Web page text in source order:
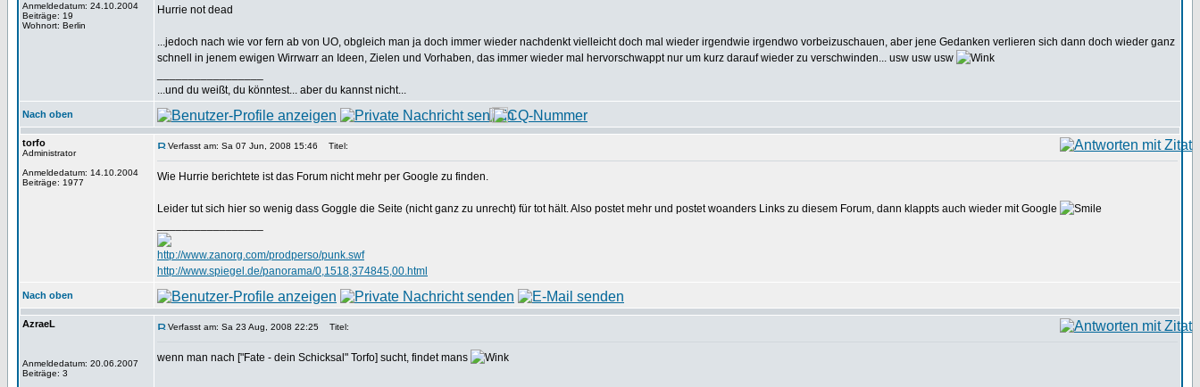
Anmeldedatum: 24.10.2004
Beiträge: 19
Wohnort: Berlin
Hurrie not dead
...jedoch nach wie vor fern ab von UO, obgleich man ja doch immer wieder nachdenkt vielleicht doch mal wieder irgendwie irgendwo vorbeizuschauen, aber jene Gedanken verlieren sich dann doch wieder ganz
schnell in jenem ewigen Wirrwarr an Ideen, Zielen und Vorhaben, das immer wieder mal hervorschwappt nur um kurz darauf wieder zu verschwinden... usw usw usw
...und du weißt, du könntest... aber du kannst nicht...
Nach oben
torfo
Administrator
Anmeldedatum: 14.10.2004
Beiträge: 1977
Verfasst am: Sa 07 Jun, 2008 15:46 Titel:
Wie Hurrie berichtete ist das Forum nicht mehr per Google zu finden.
Leider tut sich hier so wenig dass Goggle die Seite (nicht ganz zu unrecht) für tot hält. Also postet mehr und postet woanders Links zu diesem Forum, dann klappts auch wieder mit Google
http://www.zanorg.com/prodperso/punk.swf
http://www.spiegel.de/panorama/0,1518,374845,00.html
Nach oben
AzraeL
Anmeldedatum: 20.06.2007
Beiträge: 3
Verfasst am: Sa 23 Aug, 2008 22:25 Titel:
wenn man nach ["Fate - dein Schicksal" Torfo] sucht, findet mans